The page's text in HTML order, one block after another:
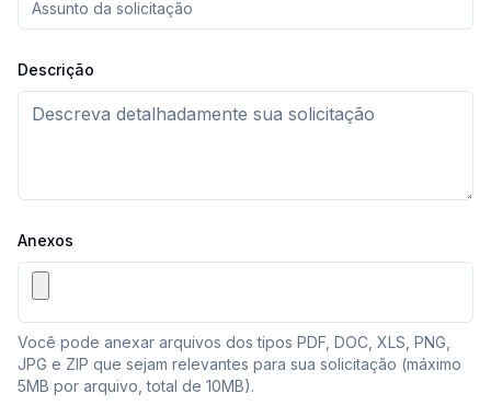
Descrição
Anexos
Você pode anexar arquivos dos tipos PDF, DOC, XLS, PNG,
JPG e ZIP que sejam relevantes para sua solicitação (máximo
5MB por arquivo, total de 10MB).